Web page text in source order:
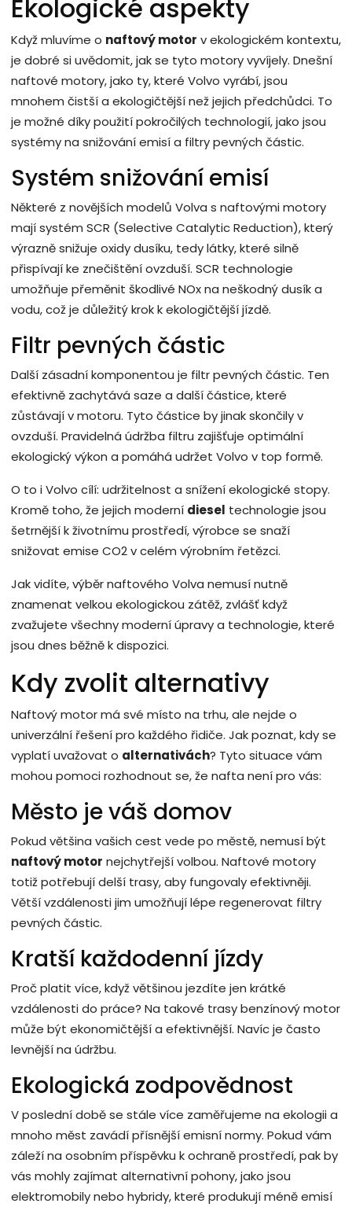
Ekologické aspekty
Když mluvíme o naftový motor v ekologickém kontextu,
je dobré si uvědomit, jak se tyto motory vyvíjely. Dnešní
naftové motory, jako ty, které Volvo vyrábí, jsou
mnohem čistší a ekologičtější než jejich předchůdci. To
je možné díky použití pokročilých technologií, jako jsou
systémy na snižování emisí a filtry pevných částic.
Systém snižování emisí
Některé z novějších modelů Volva s naftovými motory
mají systém SCR (Selective Catalytic Reduction), který
výrazně snižuje oxidy dusíku, tedy látky, které silně
přispívají ke znečištění ovzduší. SCR technologie
umožňuje přeměnit škodlivé NOx na neškodný dusík a
vodu, což je důležitý krok k ekologičtější jízdě.
Filtr pevných částic
Další zásadní komponentou je filtr pevných částic. Ten
efektivně zachytává saze a další částice, které
zůstávají v motoru. Tyto částice by jinak skončily v
ovzduší. Pravidelná údržba filtru zajišťuje optimální
ekologický výkon a pomáhá udržet Volvo v top formě.
O to i Volvo cílí: udržitelnost a snížení ekologické stopy.
Kromě toho, že jejich moderní diesel technologie jsou
šetrnější k životnímu prostředí, výrobce se snaží
snižovat emise CO2 v celém výrobním řetězci.
Jak vidíte, výběr naftového Volva nemusí nutně
znamenat velkou ekologickou zátěž, zvlášť když
zvažujete všechny moderní úpravy a technologie, které
jsou dnes běžně k dispozici.
Kdy zvolit alternativy
Naftový motor má své místo na trhu, ale nejde o
univerzální řešení pro každého řidiče. Jak poznat, kdy se
vyplatí uvažovat o alternativách? Tyto situace vám
mohou pomoci rozhodnout se, že nafta není pro vás:
Město je váš domov
Pokud většina vašich cest vede po městě, nemusí být
naftový motor nejchytřejší volbou. Naftové motory
totiž potřebují delší trasy, aby fungovaly efektivněji.
Větší vzdálenosti jim umožňují lépe regenerovat filtry
pevných částic.
Kratší každodenní jízdy
Proč platit více, když většinou jezdíte jen krátké
vzdálenosti do práce? Na takové trasy benzínový motor
může být ekonomičtější a efektivnější. Navíc je často
levnější na údržbu.
Ekologická zodpovědnost
V poslední době se stále více zaměřujeme na ekologii a
mnoho měst zavádí přísnější emisní normy. Pokud vám
záleží na osobním příspěvku k ochraně prostředí, pak by
vás mohly zajímat alternativní pohony, jako jsou
elektromobily nebo hybridy, které produkují méně emisí